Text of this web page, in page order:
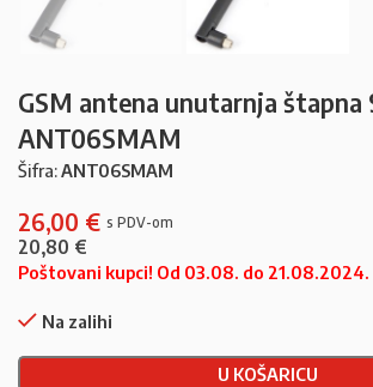
GSM antena unutarnja štapna
ANT06SMAM
Šifra:ANT06SMAM
26,00 €
20,80 €
Poštovani kupci! Od 03.08. do 21.08.2024.
Na zalihi
U KOŠARICU